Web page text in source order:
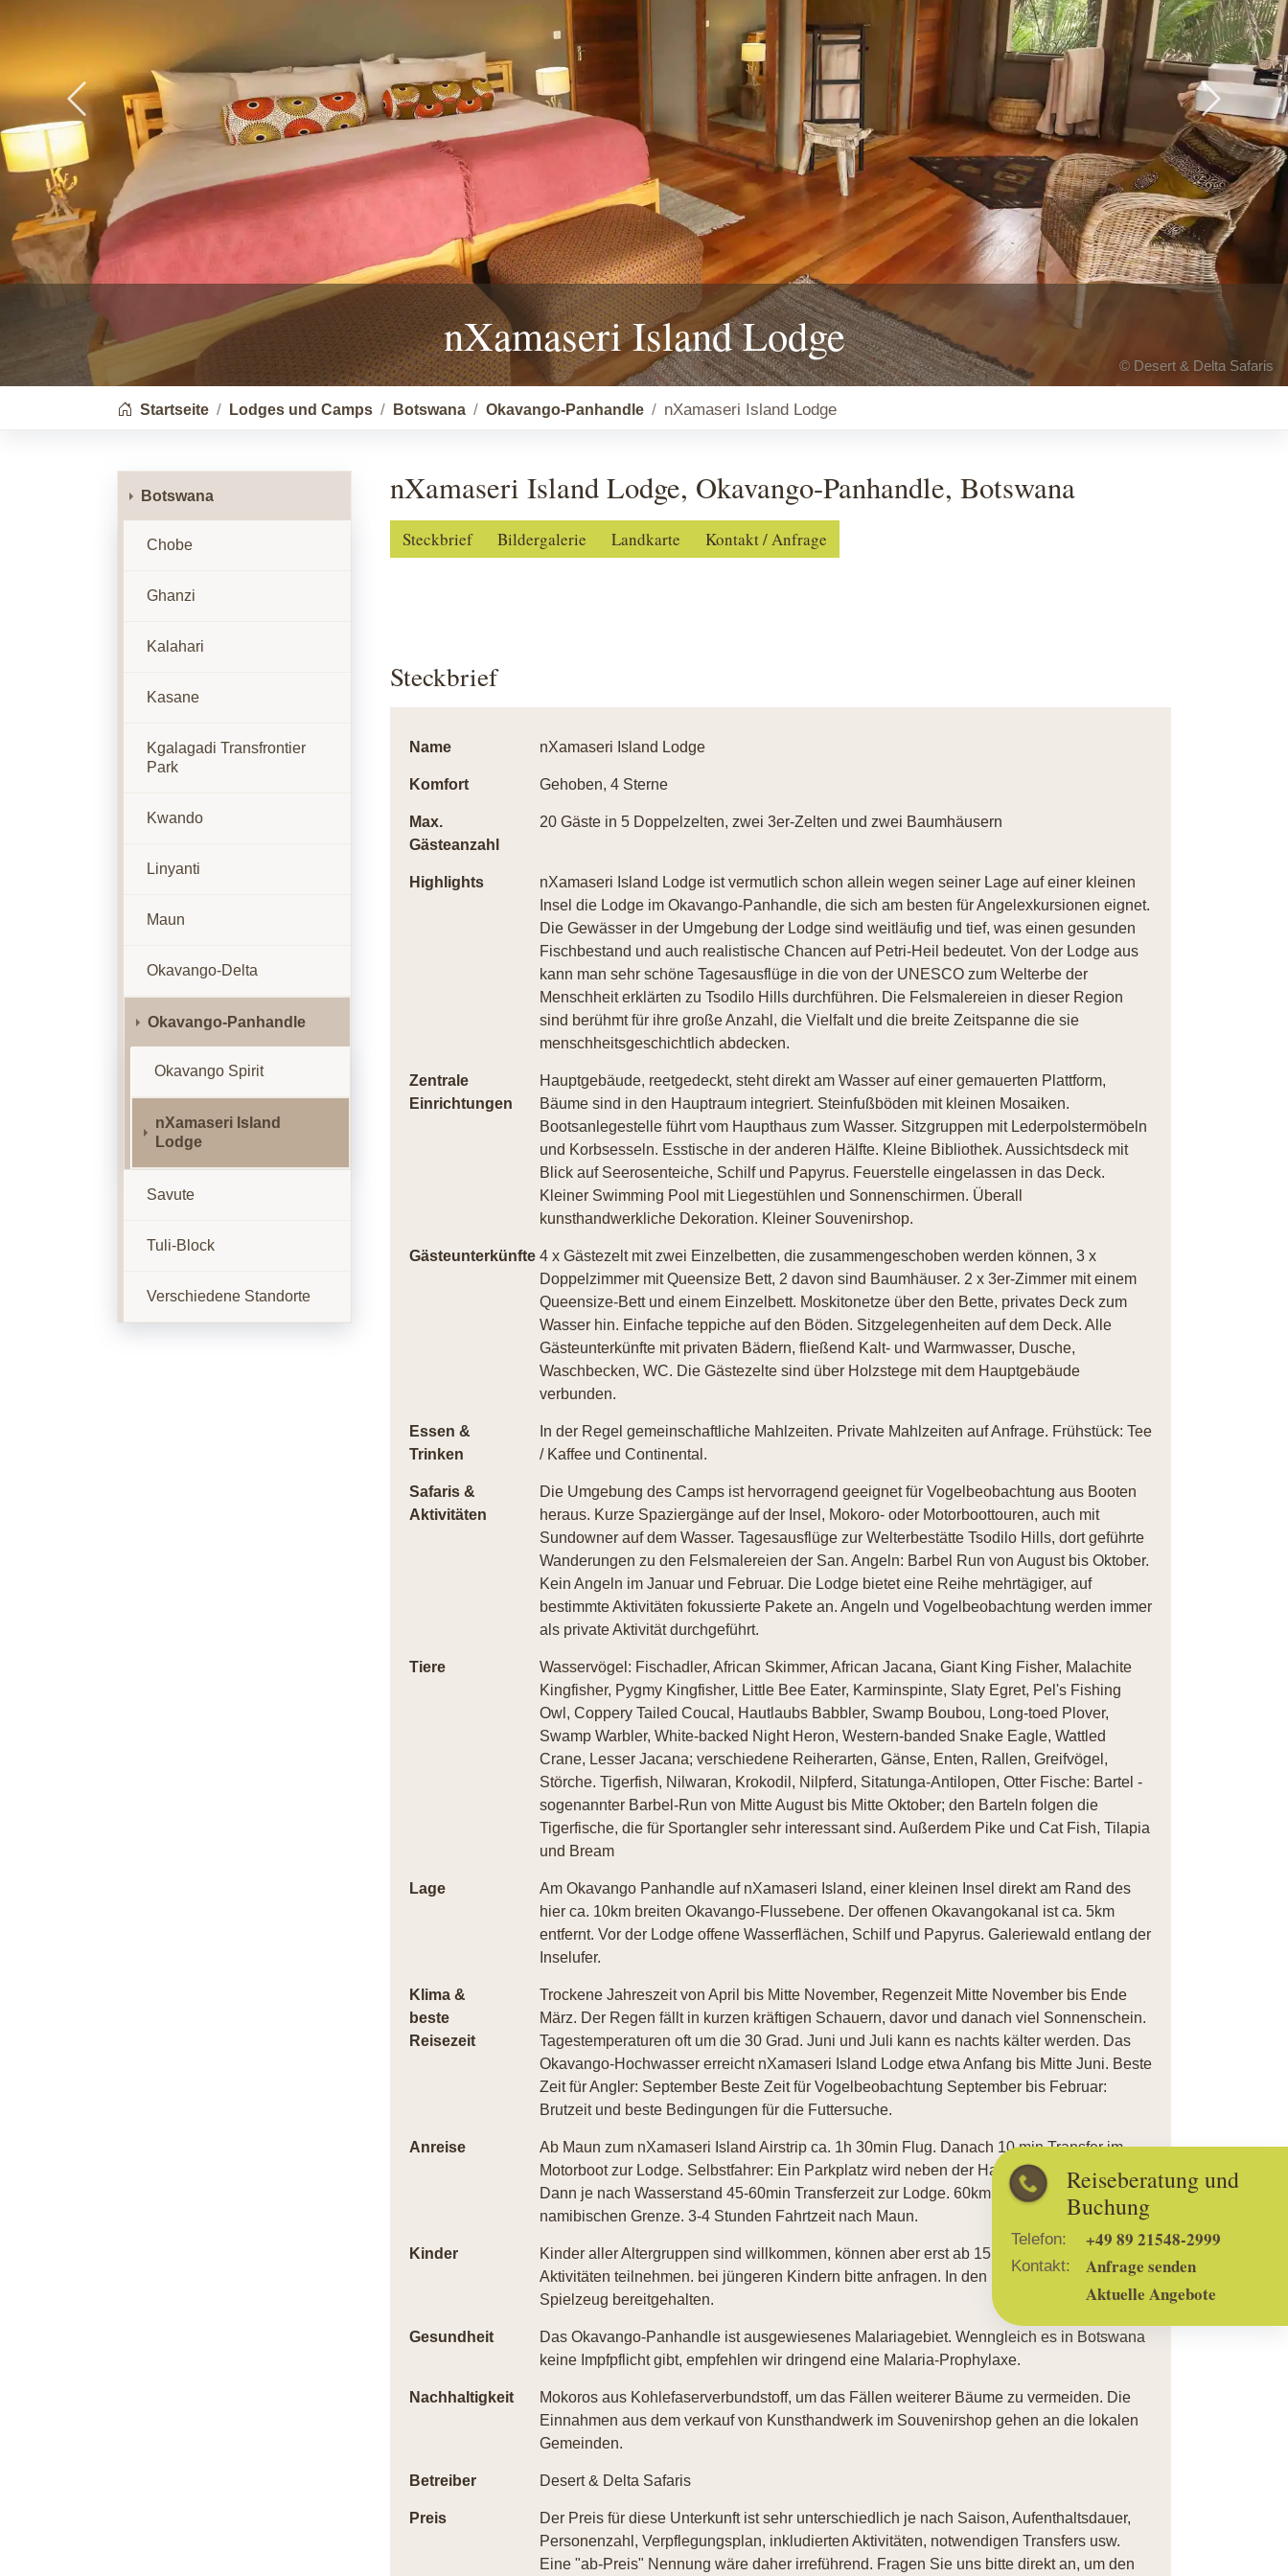
Reiseberatung und
Buchung
Telefon: +49 89 21548-2999
Kontakt:
Anfrage senden
Aktuelle Angebote
nXamaseri Island Lodge
© Desert & Delta Safaris
Previous Next
You are here:
Startseite Lodges und Camps Botswana Okavango-Panhandle nXamaseri Island Lodge
nXamaseri Island Lodge, Okavango-Panhandle, Botswana
Steckbrief Bildergalerie Landkarte Kontakt / Anfrage
Steckbrief
Name nXamaseri Island Lodge
Komfort Gehoben, 4 Sterne
Max.
Gästeanzahl
20 Gäste in 5 Doppelzelten, zwei 3er-Zelten und zwei Baumhäusern
Highlights
nXamaseri Island Lodge ist vermutlich schon allein wegen seiner Lage auf einer kleinen
Insel die Lodge im Okavango-Panhandle, die sich am besten für Angelexkursionen eignet.
Die Gewässer in der Umgebung der Lodge sind weitläufig und tief, was einen gesunden
Fischbestand und auch realistische Chancen auf Petri-Heil bedeutet. Von der Lodge aus
kann man sehr schöne Tagesausflüge in die von der UNESCO zum Welterbe der
Menschheit erklärten zu Tsodilo Hills durchführen. Die Felsmalereien in dieser Region
sind berühmt für ihre große Anzahl, die Vielfalt und die breite Zeitspanne die sie
menschheitsgeschichtlich abdecken.
Zentrale
Einrichtungen
Hauptgebäude, reetgedeckt, steht direkt am Wasser auf einer gemauerten Plattform,
Bäume sind in den Hauptraum integriert. Steinfußböden mit kleinen Mosaiken.
Bootsanlegestelle führt vom Haupthaus zum Wasser. Sitzgruppen mit Lederpolstermöbeln
und Korbsesseln. Esstische in der anderen Hälfte. Kleine Bibliothek. Aussichtsdeck mit
Blick auf Seerosenteiche, Schilf und Papyrus. Feuerstelle eingelassen in das Deck.
Kleiner Swimming Pool mit Liegestühlen und Sonnenschirmen. Überall
kunsthandwerkliche Dekoration. Kleiner Souvenirshop.
Gästeunterkünfte 4 x Gästezelt mit zwei Einzelbetten, die zusammengeschoben werden können, 3 x
Doppelzimmer mit Queensize Bett, 2 davon sind Baumhäuser. 2 x 3er-Zimmer mit einem
Queensize-Bett und einem Einzelbett. Moskitonetze über den Bette, privates Deck zum
Wasser hin. Einfache teppiche auf den Böden. Sitzgelegenheiten auf dem Deck. Alle
Gästeunterkünfte mit privaten Bädern, fließend Kalt- und Warmwasser, Dusche,
Waschbecken, WC. Die Gästezelte sind über Holzstege mit dem Hauptgebäude
verbunden.
Essen &
Trinken
In der Regel gemeinschaftliche Mahlzeiten. Private Mahlzeiten auf Anfrage. Frühstück: Tee
/ Kaffee und Continental.
Safaris &
Aktivitäten
Die Umgebung des Camps ist hervorragend geeignet für Vogelbeobachtung aus Booten
heraus. Kurze Spaziergänge auf der Insel, Mokoro- oder Motorboottouren, auch mit
Sundowner auf dem Wasser. Tagesausflüge zur Welterbestätte Tsodilo Hills, dort geführte
Wanderungen zu den Felsmalereien der San. Angeln: Barbel Run von August bis Oktober.
Kein Angeln im Januar und Februar. Die Lodge bietet eine Reihe mehrtägiger, auf
bestimmte Aktivitäten fokussierte Pakete an. Angeln und Vogelbeobachtung werden immer
als private Aktivität durchgeführt.
Tiere
Wasservögel: Fischadler, African Skimmer, African Jacana, Giant King Fisher, Malachite
Kingfisher, Pygmy Kingfisher, Little Bee Eater, Karminspinte, Slaty Egret, Pel's Fishing
Owl, Coppery Tailed Coucal, Hautlaubs Babbler, Swamp Boubou, Long-toed Plover,
Swamp Warbler, White-backed Night Heron, Western-banded Snake Eagle, Wattled
Crane, Lesser Jacana; verschiedene Reiherarten, Gänse, Enten, Rallen, Greifvögel,
Störche. Tigerfish, Nilwaran, Krokodil, Nilpferd, Sitatunga-Antilopen, Otter Fische: Bartel -
sogenannter Barbel-Run von Mitte August bis Mitte Oktober; den Barteln folgen die
Tigerfische, die für Sportangler sehr interessant sind. Außerdem Pike und Cat Fish, Tilapia
und Bream
Lage
Am Okavango Panhandle auf nXamaseri Island, einer kleinen Insel direkt am Rand des
hier ca. 10km breiten Okavango-Flussebene. Der offenen Okavangokanal ist ca. 5km
entfernt. Vor der Lodge offene Wasserflächen, Schilf und Papyrus. Galeriewald entlang der
Inselufer.
Klima &
beste
Reisezeit
Trockene Jahreszeit von April bis Mitte November, Regenzeit Mitte November bis Ende
März. Der Regen fällt in kurzen kräftigen Schauern, davor und danach viel Sonnenschein.
Tagestemperaturen oft um die 30 Grad. Juni und Juli kann es nachts kälter werden. Das
Okavango-Hochwasser erreicht nXamaseri Island Lodge etwa Anfang bis Mitte Juni. Beste
Zeit für Angler: September Beste Zeit für Vogelbeobachtung September bis Februar:
Brutzeit und beste Bedingungen für die Futtersuche.
Anreise
Ab Maun zum nXamaseri Island Airstrip ca. 1h 30min Flug. Danach 10 min Transfer im
Motorboot zur Lodge. Selbstfahrer: Ein Parkplatz wird neben der Hauptstraße geboten.
Dann je nach Wasserstand 45-60min Transferzeit zur Lodge. 60km (45min) Distanz zur
namibischen Grenze. 3-4 Stunden Fahrtzeit nach Maun.
Kinder
Kinder aller Altergruppen sind willkommen, können aber erst ab 15 Jahren an allen
Aktivitäten teilnehmen. bei jüngeren Kindern bitte anfragen. In den Familieneinheiten wird
Spielzeug bereitgehalten.
Gesundheit
Das Okavango-Panhandle ist ausgewiesenes Malariagebiet. Wenngleich es in Botswana
keine Impfpflicht gibt, empfehlen wir dringend eine Malaria-Prophylaxe.
Nachhaltigkeit
Mokoros aus Kohlefaserverbundstoff, um das Fällen weiterer Bäume zu vermeiden. Die
Einnahmen aus dem verkauf von Kunsthandwerk im Souvenirshop gehen an die lokalen
Gemeinden.
Betreiber Desert & Delta Safaris
Preis
Der Preis für diese Unterkunft ist sehr unterschiedlich je nach Saison, Aufenthaltsdauer,
Personenzahl, Verpflegungsplan, inkludierten Aktivitäten, notwendigen Transfers usw.
Eine "ab-Preis" Nennung wäre daher irreführend. Fragen Sie uns bitte direkt an, um den
Botswana
Chobe
Ghanzi
Kalahari
Kasane
Kgalagadi Transfrontier
Park
Kwando
Linyanti
Maun
Okavango-Delta
Okavango-Panhandle
Okavango Spirit
nXamaseri Island
Lodge
Savute
Tuli-Block
Verschiedene Standorte